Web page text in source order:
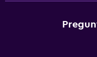
Salud y seguridad